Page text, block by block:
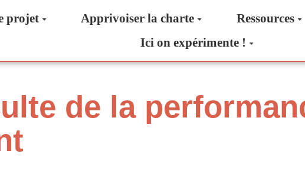
projet Apprivoiser la charte Ressources
Ici on expérimente !
de la